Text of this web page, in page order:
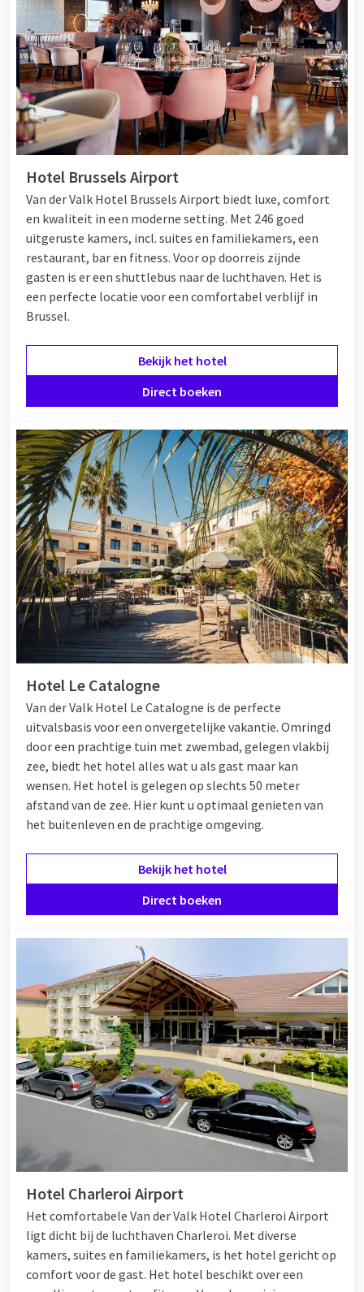
Hotel Brussels Airport
Van der Valk Hotel Brussels Airport biedt luxe, comfort
en kwaliteit in een moderne setting. Met 246 goed
uitgeruste kamers, incl. suites en familiekamers, een
restaurant, bar en fitness. Voor op doorreis zijnde
gasten is er een shuttlebus naar de luchthaven. Het is
een perfecte locatie voor een comfortabel verblijf in
Brussel.
Bekijk het hotel
Direct boeken
Hotel Le Catalogne
Van der Valk Hotel Le Catalogne is de perfecte
uitvalsbasis voor een onvergetelijke vakantie. Omringd
door een prachtige tuin met zwembad, gelegen vlakbij
zee, biedt het hotel alles wat u als gast maar kan
wensen. Het hotel is gelegen op slechts 50 meter
afstand van de zee. Hier kunt u optimaal genieten van
het buitenleven en de prachtige omgeving.
Bekijk het hotel
Direct boeken
Hotel Charleroi Airport
Het comfortabele Van der Valk Hotel Charleroi Airport
ligt dicht bij de luchthaven Charleroi. Met diverse
kamers, suites en familiekamers, is het hotel gericht op
comfort voor de gast. Het hotel beschikt over een